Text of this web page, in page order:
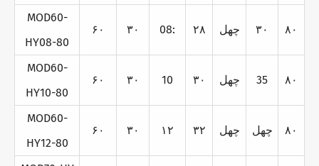
MOD60-
HY08-80
۶۰ ۳۰ 08: ۲۸ چهل ۳۰ ۸۰
MOD60-
HY10-80
۶۰ ۳۰ 10 ۳۰ چهل 35 ۸۰
MOD60-
HY12-80
۶۰ ۳۰ ۱۲ ۳۲ چهل چهل ۸۰